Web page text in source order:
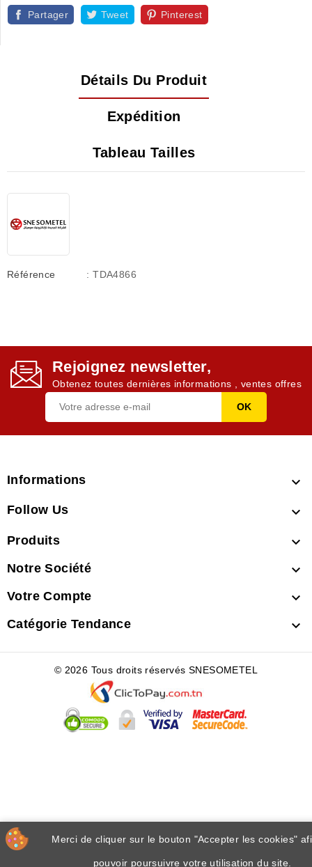
Partager Tweet Pinterest
Détails Du Produit
Expédition
Tableau Tailles
Référence : TDA4866
Rejoignez newsletter,
Obtenez toutes dernières informations , ventes offres
Informations 
Follow Us 
Produits 
Notre Société 
Votre Compte 
Catégorie Tendance 
Merci de cliquer sur le bouton "Accepter les cookies"
pouvoir poursuivre votre utilisation du site.
© 2026 Tous droits réservés SNESOMETEL